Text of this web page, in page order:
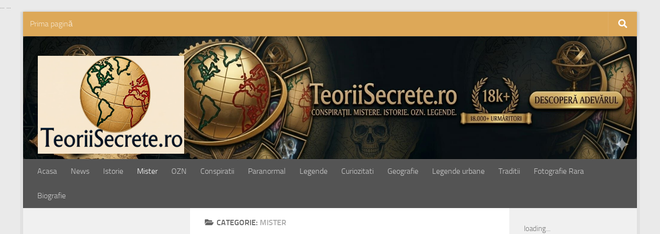
... ...
Skip to content
Prima pagină
Acasa News Istorie Mister OZN Conspiratii Paranormal Legende Curiozitati Geografie Legende urbane Traditii Fotografie Rara
Biografie
CATEGORIE: MISTER
loading...